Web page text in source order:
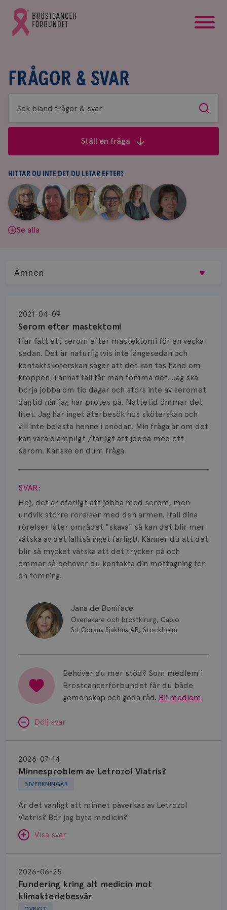
Gå
till
Bröstcancerförbundets
FRÅGOR & SVAR
Sök
bland
&
svar
Sök
Ställ en fråga
HITTAR DU INTE DET DU LETAR EFTER?
Aina
Johnsson
|
Anne
Andersson
Fredrika
Killander
|
Jeanette
Bäcklund
|
Maria
Edegran
|
Yvette
Andersson
Se alla
Serom efter mastektomi
2021-04-09
Har fått ett serom efter mastektomi för en vecka
sedan. Det är naturligtvis inte längesedan och
kontaktsköterskan säger att det kan tas hand om
kroppen, i annat fall får man tömma det. Jag ska
börja jobba om tio dagar och störs inte av seromet
dagtid när jag har protes på. Nattetid ömmar det
litet. Jag har inget återbesök hos sköterskan och
vill inte belasta henne i onödan. Min fråga är om det
kan vara olämpligt /farligt att jobba med ett
serom. Kanske en dum fråga.
Visa svar
SVAR:
Hej, det är ofarligt att jobba med serom, men
undvik större rörelser med den armen. Ifall dina
rörelser låter området "skava" så kan det blir mer
vätska av det (alltså inget farligt). Känner du att det
blir så mycket vätska att det trycker på och
ömmar så behöver du kontakta din mottagning för
en tömning.
Jana de Boniface
Överläkare och bröstkirurg, Capio
S:t Görans Sjukhus AB, Stockholm
Behöver du mer stöd? Som medlem i
Bröstcancerförbundet får du både
gemenskap och goda råd. Bli medlem
Dölj svar
BIVERKNINGAR
Minnesproblem av Letrozol Viatris?
2026-07-14
Är det vanligt att minnet påverkas av Letrozol
Viatris? Bör jag byta medicin?
Visa svar
SVAR:
Hej. Oavsett vilken hormonsänkande behandling
(men även cytostatika) man får så kan en del
Letrozol
Viatris?
Fundering kring alt medicin mot
klimakteriebesvär
2026-06-25
kring
medicin
Ämnen
Biopsi
Biverkningar
Bröstvårta
Knöl
Läkemedel
Typ av bröstcancer
Smärta
Risker
Spridd bröstcancer
Strålning
Vätska